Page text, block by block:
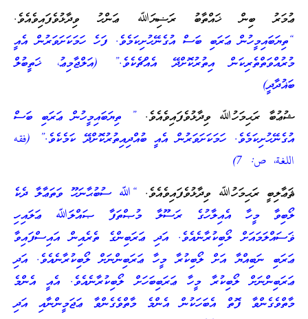
ޢުމަރު ބިން ޚައްތާބު ރަޟިޔަﷲ ޢަންހު ވިދާޅުވެފައިވެއެވެ.
“ތިޔަބައިމީހުން ޢަރަބި ބަސް އުގެނޭހުށިކަމެވެ. ފަހެ ހަމަކަށަވަރުން އެއީ
މުރުއްވަތްތެރިކަން އިތުރުކޮށްދޭ އެއްޗެކެވެ.” (އަލްޖާމިޢު، ޚަތީބުލް
ބަޣުދާދީ)
ޝުޢުބާ ރަޙިމަހުﷲ ވިދާޅުވެފައިވެއެވެ.” ތިޔަބައިމީހުން ޢަރަބި ބަސް
އުގެނޭހުށިކަމެވެ. ހަމަކަށަވަރުން އެއީ ބުއްދިއިތުރުކޮށްދޭ ކަމެކެވެ.” (فقه
اللغة، ص: 7)
ޘަޢާލިބީ ރަޙިމަހުﷲ ވިދާޅުވެފައިވެއެވެ. “ﷲ ސުބުޙާނަހޫ ވަތަޢާލާ ދެކެ
ލޯބިވާ މީހާ އެއިލާހުގެ ރަސޫލާ މުޞްތަފާ ޞައްލަﷲ ޢަލައިހި
ޥަސައްލަމައަށް ލޯބިކުރާނެއެވެ. އަދި ޢަރަބިންގެ ތެރެއިން އައިސްފައިވާ
ޢަރަބި ނަބިއްޔާ އަށް ލޯބިކުރާ މީހާ ޢަރަބިންނަށް ލޯބިކުރާނެއެވެ. އަދި
ޢަރަބިންނަށް ލޯބިކުރާ މީހާ ޢަރަބިބަހަށް ލޯބިކުރާނެއެވެ. އެއީ އެންމެ
މާތްވެގެންވާ ފޮތް އެބަހަކުން އެންމެ މާތްވެގެންވާ ޢަޖަމީންނާއި އަދި